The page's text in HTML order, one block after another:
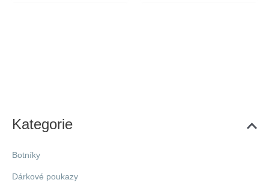
Kategorie
Botníky
Dárkové poukazy